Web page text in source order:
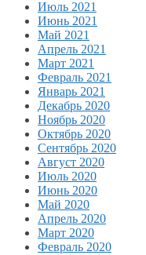
Июль 2021
Июнь 2021
Май 2021
Апрель 2021
Март 2021
Февраль 2021
Январь 2021
Декабрь 2020
Ноябрь 2020
Октябрь 2020
Сентябрь 2020
Август 2020
Июль 2020
Июнь 2020
Май 2020
Апрель 2020
Март 2020
Февраль 2020